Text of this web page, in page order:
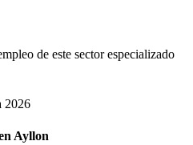
de este sector especializado
2026
Ayllon